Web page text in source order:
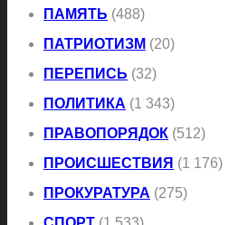
ПАМЯТЬ (488)
ПАТРИОТИЗМ (20)
ПЕРЕПИСЬ (32)
ПОЛИТИКА (1 343)
ПРАВОПОРЯДОК (512)
ПРОИСШЕСТВИЯ (1 176)
ПРОКУРАТУРА (275)